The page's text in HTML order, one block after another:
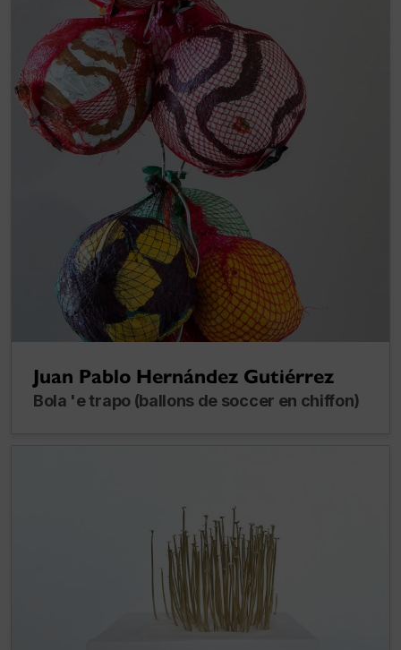
Juan Pablo Hernández Gutiérrez
Bola 'e trapo (ballons de soccer en chiffon)